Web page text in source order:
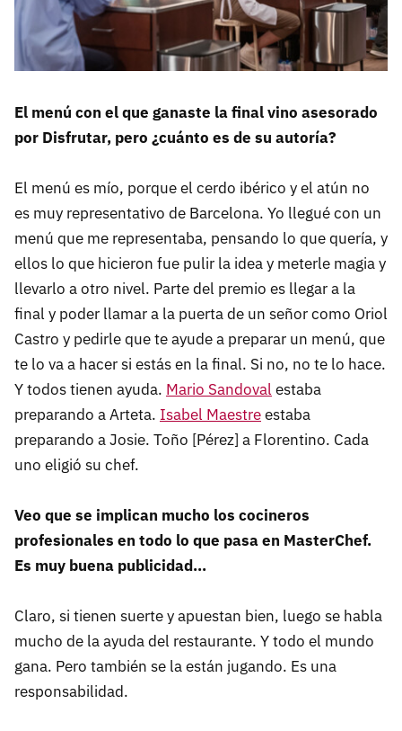
El menú con el que ganaste la final vino asesorado
por Disfrutar, pero ¿cuánto es de su autoría?
El menú es mío, porque el cerdo ibérico y el atún no
es muy representativo de Barcelona. Yo llegué con un
menú que me representaba, pensando lo que quería, y
ellos lo que hicieron fue pulir la idea y meterle magia y
llevarlo a otro nivel. Parte del premio es llegar a la
final y poder llamar a la puerta de un señor como Oriol
Castro y pedirle que te ayude a preparar un menú, que
te lo va a hacer si estás en la final. Si no, no te lo hace.
Y todos tienen ayuda. Mario Sandovalestaba
preparando a Arteta. Isabel Maestreestaba
preparando a Josie. Toño [Pérez] a Florentino. Cada
uno eligió su chef.
Veo que se implican mucho los cocineros
profesionales en todo lo que pasa en MasterChef.
Es muy buena publicidad...
Claro, si tienen suerte y apuestan bien, luego se habla
mucho de la ayuda del restaurante. Y todo el mundo
gana. Pero también se la están jugando. Es una
responsabilidad.